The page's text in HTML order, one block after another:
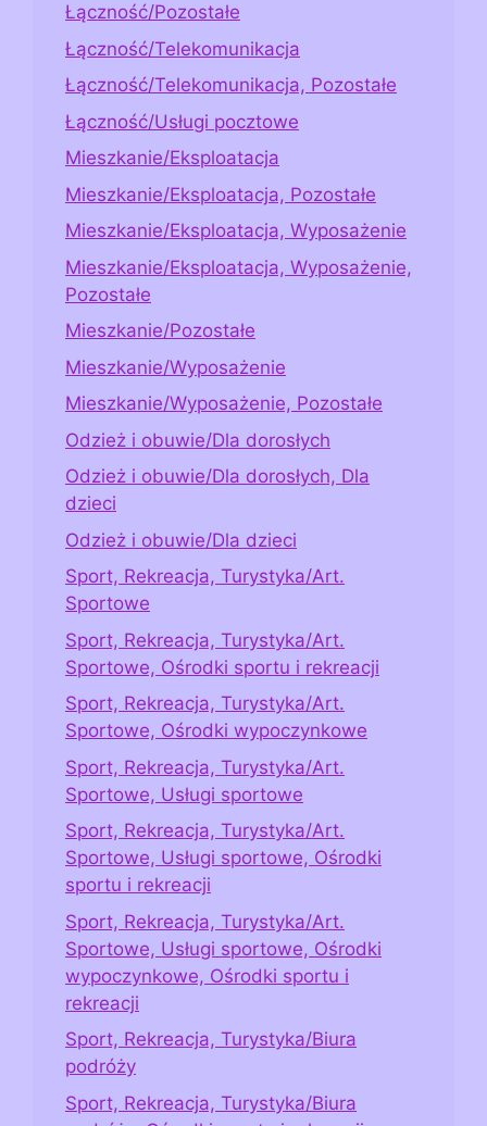
Łączność/Pozostałe
Łączność/Telekomunikacja
Łączność/Telekomunikacja, Pozostałe
Łączność/Usługi pocztowe
Mieszkanie/Eksploatacja
Mieszkanie/Eksploatacja, Pozostałe
Mieszkanie/Eksploatacja, Wyposażenie
Mieszkanie/Eksploatacja, Wyposażenie,
Pozostałe
Mieszkanie/Pozostałe
Mieszkanie/Wyposażenie
Mieszkanie/Wyposażenie, Pozostałe
Odzież i obuwie/Dla dorosłych
Odzież i obuwie/Dla dorosłych, Dla
dzieci
Odzież i obuwie/Dla dzieci
Sport, Rekreacja, Turystyka/Art.
Sportowe
Sport, Rekreacja, Turystyka/Art.
Sportowe, Ośrodki sportu i rekreacji
Sport, Rekreacja, Turystyka/Art.
Sportowe, Ośrodki wypoczynkowe
Sport, Rekreacja, Turystyka/Art.
Sportowe, Usługi sportowe
Sport, Rekreacja, Turystyka/Art.
Sportowe, Usługi sportowe, Ośrodki
sportu i rekreacji
Sport, Rekreacja, Turystyka/Art.
Sportowe, Usługi sportowe, Ośrodki
wypoczynkowe, Ośrodki sportu i
rekreacji
Sport, Rekreacja, Turystyka/Biura
podróży
Sport, Rekreacja, Turystyka/Biura